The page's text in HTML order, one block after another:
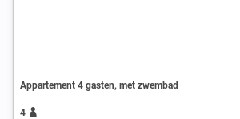
Appartement 4 gasten, met zwembad
4